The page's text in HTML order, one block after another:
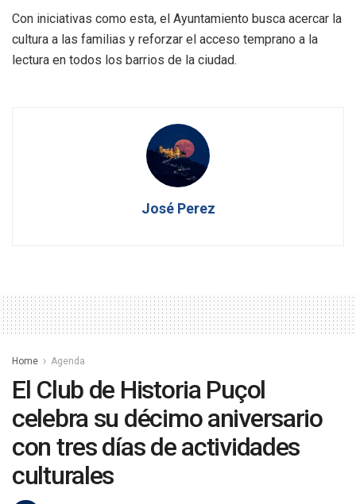
Con iniciativas como esta, el Ayuntamiento busca acercar la
cultura a las familias y reforzar el acceso temprano a la
lectura en todos los barrios de la ciudad.
José Perez
Home Agenda
El Club de Historia Puçol
celebra su décimo aniversario
con tres días de actividades
culturales